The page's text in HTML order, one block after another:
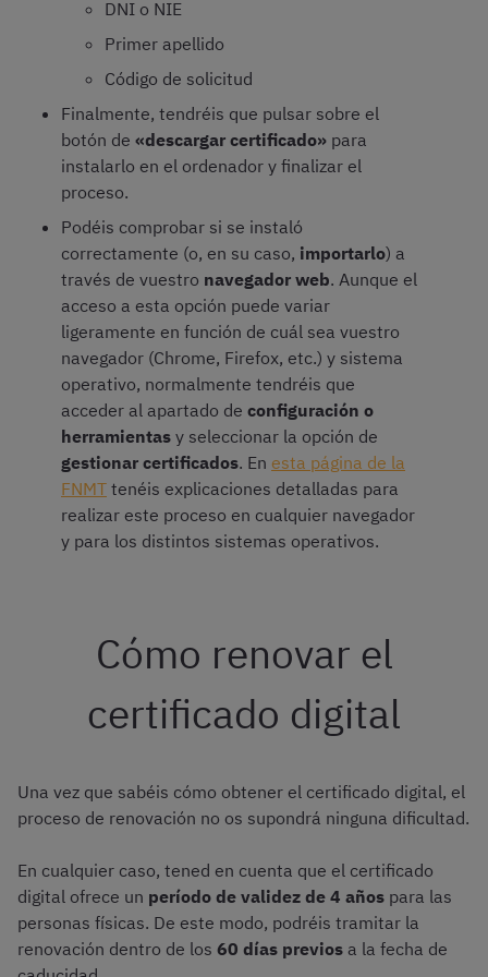
DNI o NIE
Primer apellido
Código de solicitud
Finalmente, tendréis que pulsar sobre el
botón de «descargar certificado» para
instalarlo en el ordenador y finalizar el
proceso.
Podéis comprobar si se instaló
correctamente (o, en su caso, importarlo) a
través de vuestro navegador web. Aunque el
acceso a esta opción puede variar
ligeramente en función de cuál sea vuestro
navegador (Chrome, Firefox, etc.) y sistema
operativo, normalmente tendréis que
acceder al apartado de configuración o
herramientas y seleccionar la opción de
gestionar certificados. En esta página de la
FNMT tenéis explicaciones detalladas para
realizar este proceso en cualquier navegador
y para los distintos sistemas operativos.
Cómo renovar el
certificado digital
Una vez que sabéis cómo obtener el certificado digital, el
proceso de renovación no os supondrá ninguna dificultad.
En cualquier caso, tened en cuenta que el certificado
digital ofrece un período de validez de 4 años para las
personas físicas. De este modo, podréis tramitar la
renovación dentro de los 60 días previos a la fecha de